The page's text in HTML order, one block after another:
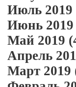
Июль 2019
Июнь 2019
Май 2019
Апрель
Март 2019